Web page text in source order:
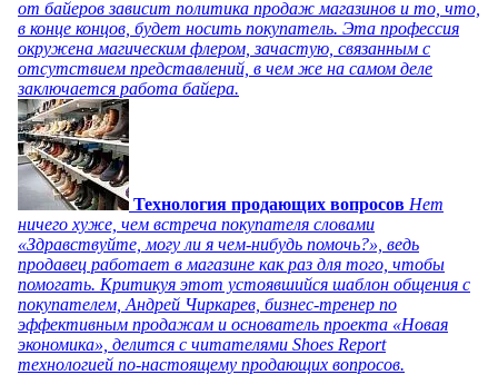
от байеров зависит политика продаж магазинов и то, что,
в конце концов, будет носить покупатель. Эта профессия
окружена магическим флером, зачастую, связанным с
отсутствием представлений, в чем же на самом деле
заключается работа байера.
Технология продающих вопросов Нет
ничего хуже, чем встреча покупателя словами
«Здравствуйте, могу ли я чем-нибудь помочь?», ведь
продавец работает в магазине как раз для того, чтобы
помогать. Критикуя этот устоявшийся шаблон общения с
покупателем, Андрей Чиркарев, бизнес-тренер по
эффективным продажам и основатель проекта «Новая
экономика», делится с читателями Shoes Report
технологией по-настоящему продающих вопросов.